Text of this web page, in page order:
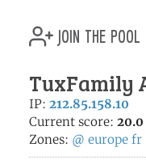
join the pool
TuxFamily
IP: 212.85.158.10
Current score: 20.0
Zones: @ europe fr